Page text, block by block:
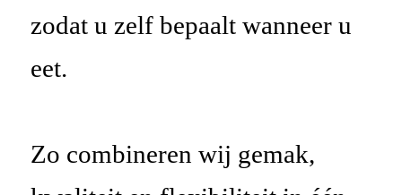
zodat u zelf bepaalt wanneer u
eet.
Zo combineren wij gemak,